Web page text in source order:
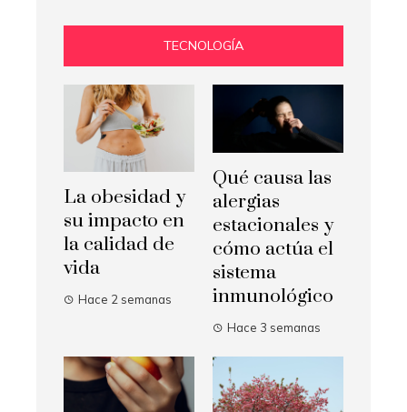
TECNOLOGÍA
La obesidad y
su impacto en
la calidad de
vida
Hace 2 semanas
Qué causa las
alergias
estacionales y
cómo actúa el
sistema
inmunológico
Hace 3 semanas